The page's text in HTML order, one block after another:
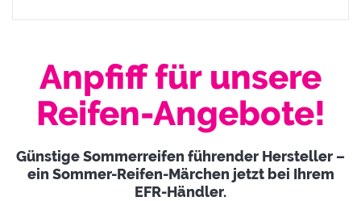
Anpfiff für unsere
Reifen-Angebote!
Günstige Sommerreifen führender Hersteller –
ein Sommer-Reifen-Märchen jetzt bei Ihrem
EFR-Händler.